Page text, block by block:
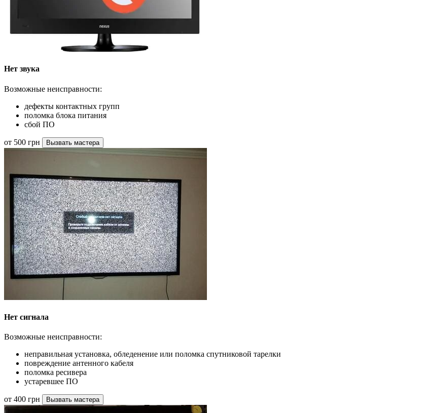
Нет звука
Возможные неисправности:
дефекты контактных групп
поломка блока питания
сбой ПО
от 500 грн Вызвать мастера
Нет сигнала
Возможные неисправности:
неправильная установка, обледенение или поломка спутниковой тарелки
повреждение антенного кабеля
поломка ресивера
устаревшее ПО
от 400 грн Вызвать мастера